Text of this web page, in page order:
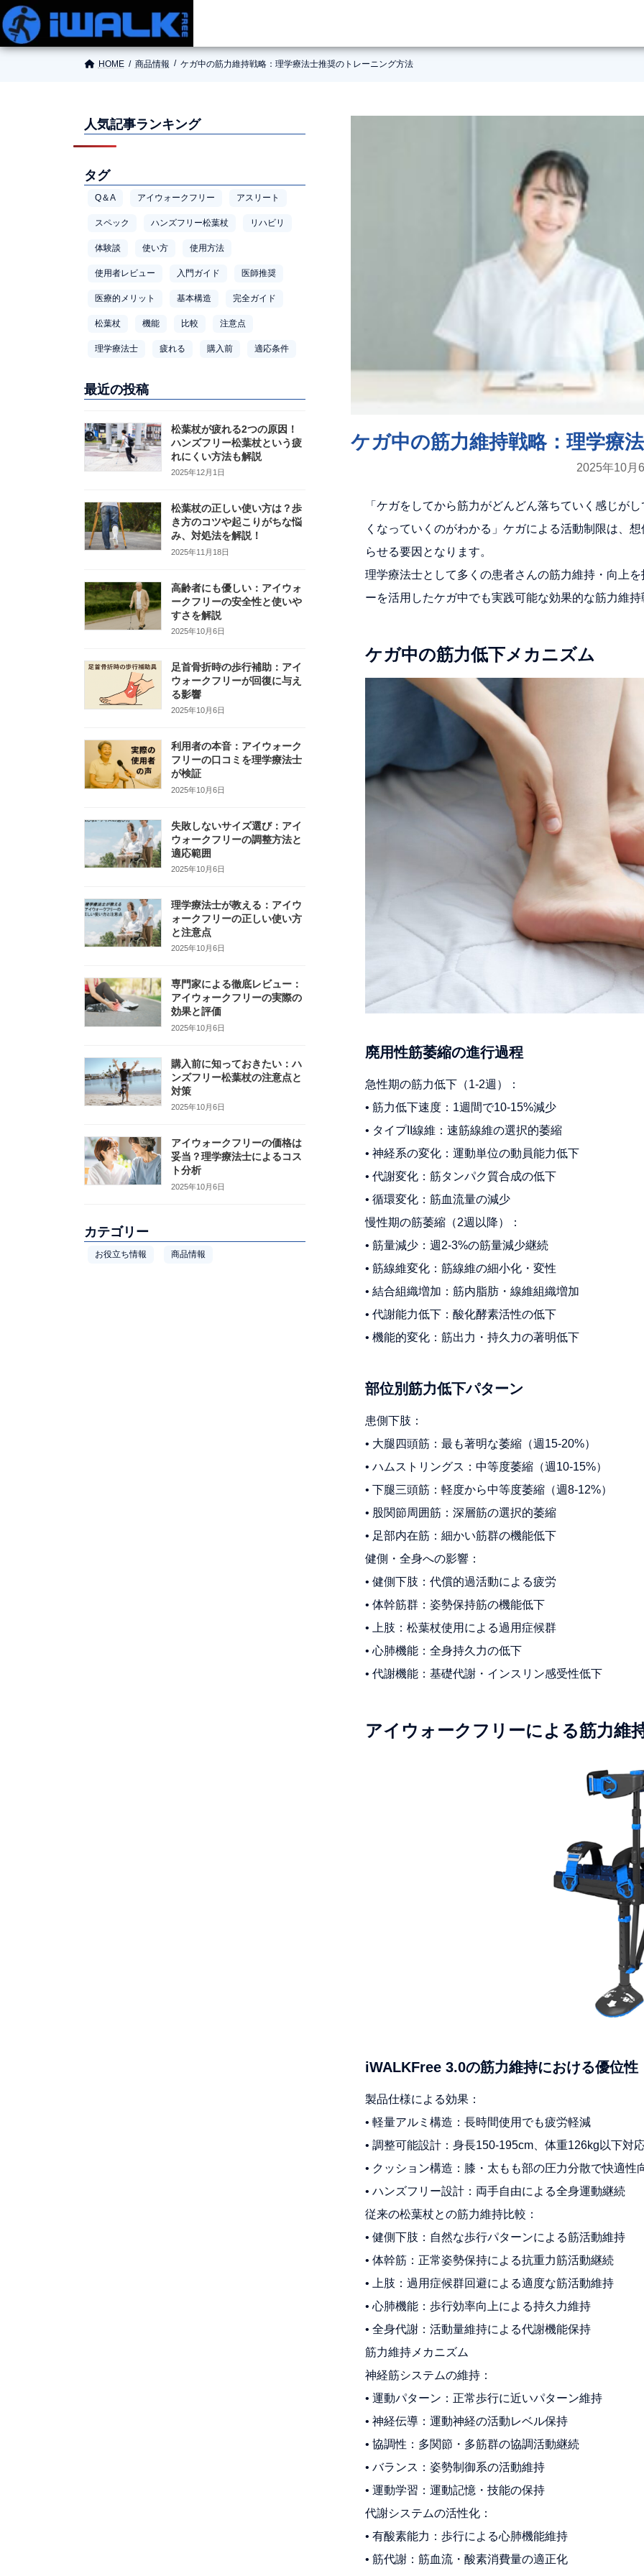
HOME 商品情報 ケガ中の筋力維持戦略：理学療法士推奨のトレーニング方法
ケガ中の筋力維持戦略：理学療
2025年10月
「ケガをしてから筋力がどんどん落ちていく感じが
くなっていくのがわかる」ケガによる活動制限は、
らせる要因となります。
理学療法士として多くの患者さんの筋力維持・向上
ーを活用したケガ中でも実践可能な効果的な筋力維
ケガ中の筋力低下メカニズム
廃用性筋萎縮の進行過程
急性期の筋力低下（1-2週）：
• 筋力低下速度：1週間で10-15%減少
• タイプII線維：速筋線維の選択的萎縮
• 神経系の変化：運動単位の動員能力低下
• 代謝変化：筋タンパク質合成の低下
• 循環変化：筋血流量の減少
慢性期の筋萎縮（2週以降）：
• 筋量減少：週2-3%の筋量減少継続
• 筋線維変化：筋線維の細小化・変性
• 結合組織増加：筋内脂肪・線維組織増加
• 代謝能力低下：酸化酵素活性の低下
• 機能的変化：筋出力・持久力の著明低下
部位別筋力低下パターン
患側下肢：
• 大腿四頭筋：最も著明な萎縮（週15-20%）
• ハムストリングス：中等度萎縮（週10-15%）
• 下腿三頭筋：軽度から中等度萎縮（週8-12%）
• 股関節周囲筋：深層筋の選択的萎縮
• 足部内在筋：細かい筋群の機能低下
健側・全身への影響：
• 健側下肢：代償的過活動による疲労
• 体幹筋群：姿勢保持筋の機能低下
• 上肢：松葉杖使用による過用症候群
• 心肺機能：全身持久力の低下
• 代謝機能：基礎代謝・インスリン感受性低下
アイウォークフリーによる筋力維
iWALKFree 3.0の筋力維持における優位性
製品仕様による効果：
• 軽量アルミ構造：長時間使用でも疲労軽減
• 調整可能設計：身長150-195cm、体重126kg以下対
• クッション構造：膝・太もも部の圧力分散で快適性
• ハンズフリー設計：両手自由による全身運動継続
従来の松葉杖との筋力維持比較：
• 健側下肢：自然な歩行パターンによる筋活動維持
• 体幹筋：正常姿勢保持による抗重力筋活動継続
• 上肢：過用症候群回避による適度な筋活動維持
• 心肺機能：歩行効率向上による持久力維持
• 全身代謝：活動量維持による代謝機能保持
筋力維持メカニズム
神経筋システムの維持：
• 運動パターン：正常歩行に近いパターン維持
• 神経伝導：運動神経の活動レベル保持
• 協調性：多関節・多筋群の協調活動継続
• バランス：姿勢制御系の活動維持
• 運動学習：運動記憶・技能の保持
代謝システムの活性化：
• 有酸素能力：歩行による心肺機能維持
• 筋代謝：筋血流・酸素消費量の適正化
人気記事ランキング
タグ
Q＆A アイウォークフリー アスリート
スペック ハンズフリー松葉杖 リハビリ
体験談 使い方 使用方法
使用者レビュー 入門ガイド 医師推奨
医療的メリット 基本構造 完全ガイド
松葉杖 機能 比較 注意点
理学療法士 疲れる 購入前 適応条件
最近の投稿
松葉杖が疲れる2つの原因！
ハンズフリー松葉杖という疲
れにくい方法も解説
2025年12月1日
松葉杖の正しい使い方は？歩
き方のコツや起こりがちな悩
み、対処法を解説！
2025年11月18日
高齢者にも優しい：アイウォ
ークフリーの安全性と使いや
すさを解説
2025年10月6日
足首骨折時の歩行補助：アイ
ウォークフリーが回復に与え
る影響
2025年10月6日
利用者の本音：アイウォーク
フリーの口コミを理学療法士
が検証
2025年10月6日
失敗しないサイズ選び：アイ
ウォークフリーの調整方法と
適応範囲
2025年10月6日
理学療法士が教える：アイウ
ォークフリーの正しい使い方
と注意点
2025年10月6日
専門家による徹底レビュー：
アイウォークフリーの実際の
効果と評価
2025年10月6日
購入前に知っておきたい：ハ
ンズフリー松葉杖の注意点と
対策
2025年10月6日
アイウォークフリーの価格は
妥当？理学療法士によるコス
ト分析
2025年10月6日
カテゴリー
お役立ち情報 商品情報